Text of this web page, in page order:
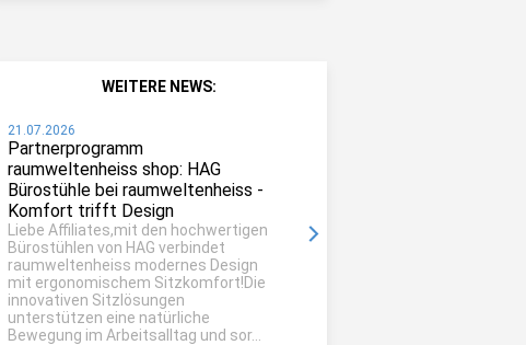
WEITERE NEWS:
21.07.2026
Partnerprogramm
raumweltenheiss shop: HAG
Bürostühle bei raumweltenheiss -
Komfort trifft Design
Liebe Affiliates,mit den hochwertigen
Bürostühlen von HAG verbindet
raumweltenheiss modernes Design
mit ergonomischem Sitzkomfort!Die
innovativen Sitzlösungen
unterstützen eine natürliche
Bewegung im Arbeitsalltag und sor...